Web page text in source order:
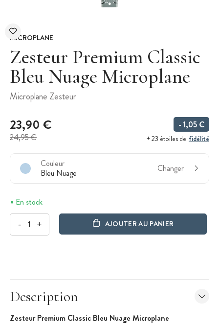
MICROPLANE
Zesteur Premium Classic
Bleu Nuage Microplane
Microplane Zesteur
23,90 €
24,95 €
- 1,05 €
+ 23 étoiles de fidélité
Couleur
Bleu Nuage
Changer
En stock
- + AJOUTER AU PANIER
Description
Zesteur Premium Classic Bleu Nuage Microplane